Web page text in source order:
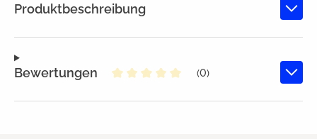
Produktbeschreibung
Bewertungen
(0)